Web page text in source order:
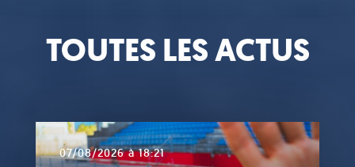
TOUTES LES ACTUS
07/08/2026 à 18:21